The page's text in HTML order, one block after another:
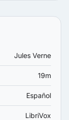
Jules Verne
19m
Español
LibriVox